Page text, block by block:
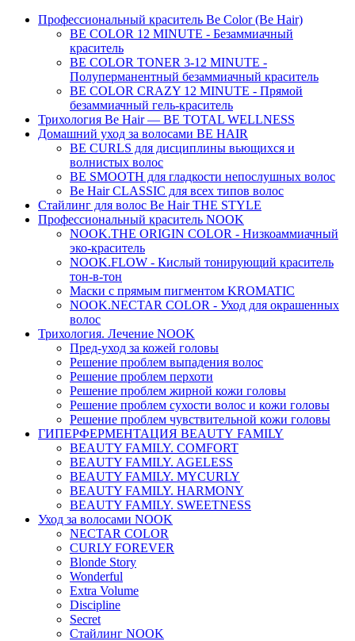
Профессиональный краситель Be Color (Be Hair)
BE COLOR 12 MINUTE - Безаммиачный
краситель
BE COLOR TONER 3-12 MINUTE -
Полуперманентный безаммиачный краситель
BE COLOR CRAZY 12 MINUTE - Прямой
безаммиачный гель-краситель
Трихология Be Hair — BE TOTAL WELLNESS
Домашний уход за волосами BE HAIR
BE CURLS для дисциплины вьющихся и
волнистых волос
BE SMOOTH для гладкости непослушных волос
Be Hair CLASSIC для всех типов волос
Стайлинг для волос Be Hair THE STYLE
Профессиональный краситель NOOK
NOOK.THE ORIGIN COLOR - Низкоаммиачный
эко-краситель
NOOK.FLOW - Кислый тонирующий краситель
тон-в-тон
Маски с прямым пигментом KROMATIC
NOOK.NECTAR COLOR - Уход для окрашенных
волос
Трихология. Лечение NOOK
Пред-уход за кожей головы
Решение проблем выпадения волос
Решение проблем перхоти
Решение проблем жирной кожи головы
Решение проблем сухости волос и кожи головы
Решение проблем чувствительной кожи головы
ГИПЕРФЕРМЕНТАЦИЯ BEAUTY FAMILY
BEAUTY FAMILY. COMFORT
BEAUTY FAMILY. AGELESS
BEAUTY FAMILY. MYCURLY
BEAUTY FAMILY. HARMONY
BEAUTY FAMILY. SWEETNESS
Уход за волосами NOOK
NECTAR COLOR
CURLY FOREVER
Blonde Story
Wonderful
Extra Volume
Discipline
Secret
Стайлинг NOOK